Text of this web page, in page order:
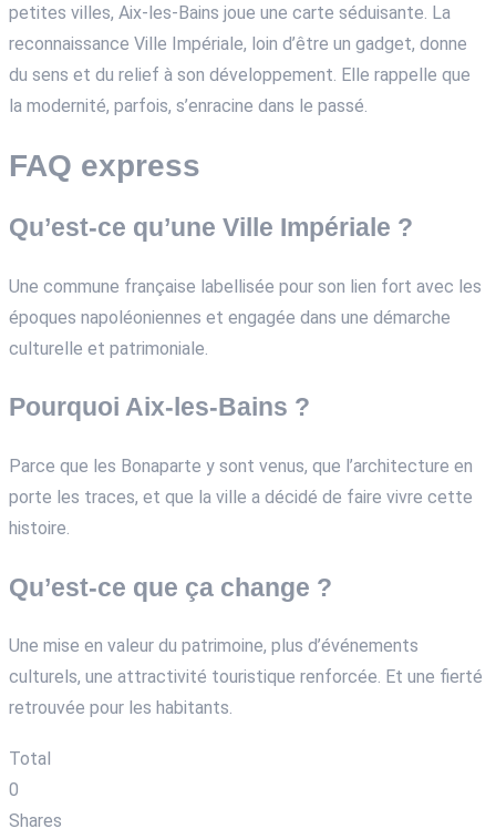
petites villes, Aix-les-Bains joue une carte séduisante. La
reconnaissance Ville Impériale, loin d’être un gadget, donne
du sens et du relief à son développement. Elle rappelle que
la modernité, parfois, s’enracine dans le passé.
FAQ express
Qu’est-ce qu’une Ville Impériale ?
Une commune française labellisée pour son lien fort avec les
époques napoléoniennes et engagée dans une démarche
culturelle et patrimoniale.
Pourquoi Aix-les-Bains ?
Parce que les Bonaparte y sont venus, que l’architecture en
porte les traces, et que la ville a décidé de faire vivre cette
histoire.
Qu’est-ce que ça change ?
Une mise en valeur du patrimoine, plus d’événements
culturels, une attractivité touristique renforcée. Et une fierté
retrouvée pour les habitants.
Total
0
Shares